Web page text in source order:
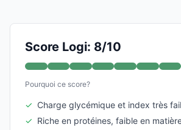
Score Logi: 8/10
Pourquoi ce score?
✓ Charge glycémique et index très
✓ Riche en protéines, faible en